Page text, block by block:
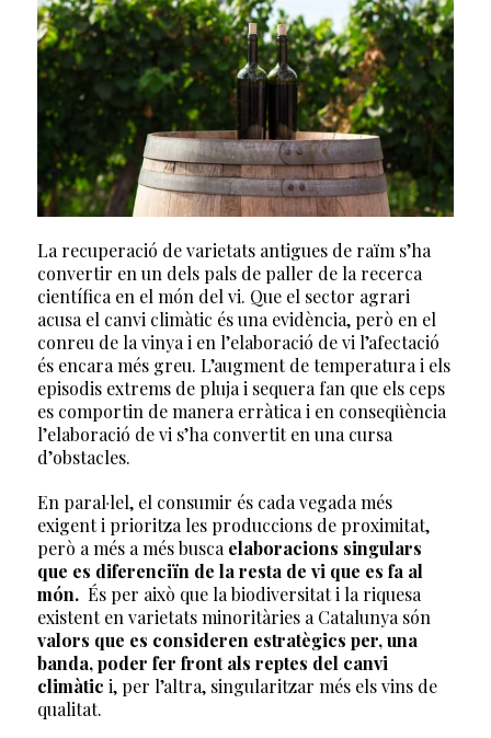
La recuperació de varietats antigues de raïm s’ha
convertir en un dels pals de paller de la recerca
científica en el món del vi. Que el sector agrari
acusa el canvi climàtic és una evidència, però en el
conreu de la vinya i en l’elaboració de vi l’afectació
és encara més greu. L’augment de temperatura i els
episodis extrems de pluja i sequera fan que els ceps
es comportin de manera erràtica i en conseqüència
l’elaboració de vi s’ha convertit en una cursa
d’obstacles.
En paral·lel, el consumir és cada vegada més
exigent i prioritza les produccions de proximitat,
però a més a més busca elaboracions singulars
que es diferenciïn de la resta de vi que es fa al
món. És per això que la biodiversitat i la riquesa
existent en varietats minoritàries a Catalunya són
valors que es consideren estratègics per, una
banda, poder fer front als reptes del canvi
climàtic i, per l’altra, singularitzar més els vins de
qualitat.